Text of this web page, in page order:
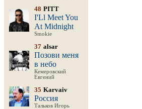
48 PITT
I'Ll Meet You
At Midnight
Smokie
37 alsar
Позови меня
в небо
Кемеровский
Евгений
35 Karvaiv
Россия
Тальков Игорь